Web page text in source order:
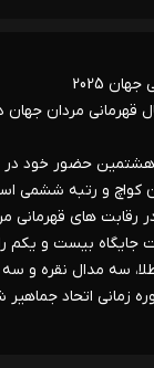
2025
قهرمانی مردان
ملی والیبال ایران در
بیست و یکم
زمانی اتحاد